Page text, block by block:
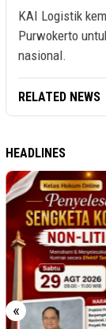
KAI Logistik
Purwokerto
nasional.
RELATED NEWS
HEADLINES
«